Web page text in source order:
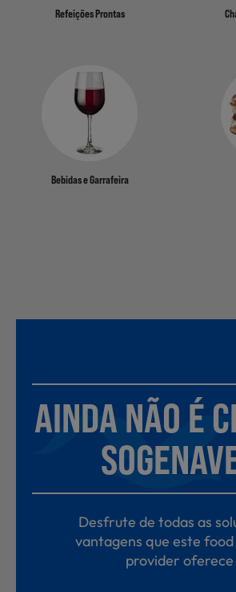
Refeições Prontas
Bebidas e Garrafeira
AINDA NÃO É
Desfrute de todas as
vantagens que este
provider oferece